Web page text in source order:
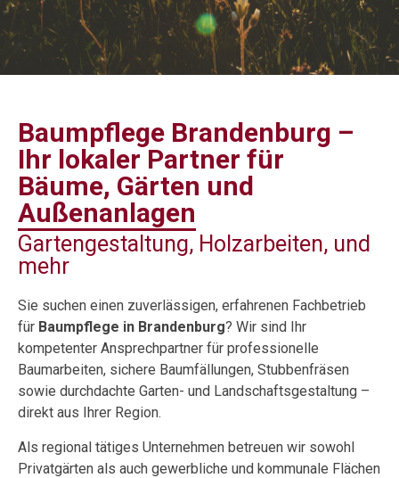
Baumpflege Brandenburg –
Ihr lokaler Partner für
Bäume, Gärten und
Außenanlagen
Gartengestaltung, Holzarbeiten, und
mehr
Sie suchen einen zuverlässigen, erfahrenen Fachbetrieb
für Baumpflege in Brandenburg? Wir sind Ihr
kompetenter Ansprechpartner für professionelle
Baumarbeiten, sichere Baumfällungen, Stubbenfräsen
sowie durchdachte Garten- und Landschaftsgestaltung –
direkt aus Ihrer Region.
Als regional tätiges Unternehmen betreuen wir sowohl
Privatgärten als auch gewerbliche und kommunale Flächen